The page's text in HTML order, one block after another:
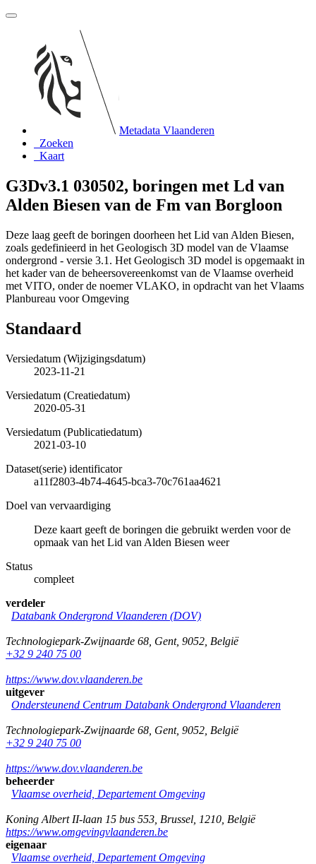
Metadata Vlaanderen
Zoeken
Kaart
G3Dv3.1 030502, boringen met Ld van
Alden Biesen van de Fm van Borgloon
Deze laag geeft de boringen doorheen het Lid van Alden Biesen,
zoals gedefinieerd in het Geologisch 3D model van de Vlaamse
ondergrond - versie 3.1. Het Geologisch 3D model is opgemaakt in
het kader van de beheersovereenkomst van de Vlaamse overheid
met VITO, onder de noemer VLAKO, in opdracht van het Vlaams
Planbureau voor Omgeving
Standaard
Versiedatum (Wijzigingsdatum)
2023-11-21
Versiedatum (Creatiedatum)
2020-05-31
Versiedatum (Publicatiedatum)
2021-03-10
Dataset(serie) identificator
a11f2803-4b74-4645-bca3-70c761aa4621
Doel van vervaardiging
Deze kaart geeft de boringen die gebruikt werden voor de
opmaak van het Lid van Alden Biesen weer
Status
compleet
verdeler
Databank Ondergrond Vlaanderen (DOV)
Technologiepark-Zwijnaarde 68 Gent, 9052 België
+32 9 240 75 00
https://www.dov.vlaanderen.be
uitgever
Ondersteunend Centrum Databank Ondergrond Vlaanderen
Technologiepark-Zwijnaarde 68 Gent, 9052 België
+32 9 240 75 00
https://www.dov.vlaanderen.be
beheerder
Vlaamse overheid, Departement Omgeving
Koning Albert II-laan 15 bus 553 Brussel 1210 België
https://www.omgevingvlaanderen.be
eigenaar
Vlaamse overheid, Departement Omgeving